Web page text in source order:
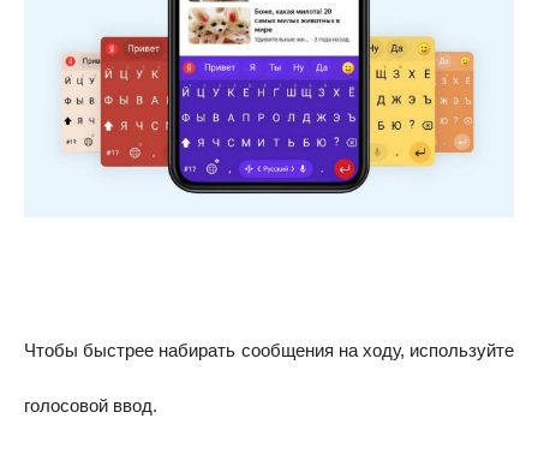
Чтобы быстрее набирать сообщения на ходу, используйте
голосовой ввод.